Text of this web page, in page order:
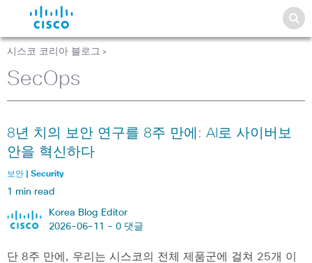
시스코 코리아 블로그 >
SecOps
8년 치의 보안 연구를 8주 만에: AI로 사이버보
안을 혁신하다
보안 | Security
1 min read
Korea Blog Editor
2026-06-11 - 0 댓글
단 8주 만에, 우리는 시스코의 전체 제품군에 걸쳐 25개 이